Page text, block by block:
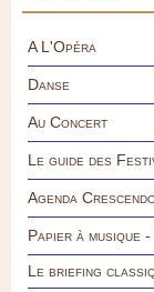
A L'Opéra
Danse
Au Concert
Le guide des
Agenda
Papier à musique
Le briefing